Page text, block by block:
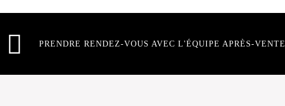
PRENDRE RENDEZ-VOUS AVEC L'ÉQUIPE APRÈS-VENTE